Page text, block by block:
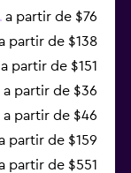
a partir de $76
partir de $138
a partir de $151
a partir de $36
a partir de $46
partir de $159
partir de $551